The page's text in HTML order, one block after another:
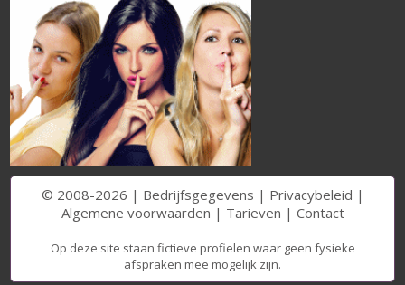
© 2008-2026 | Bedrijfsgegevens | Privacybeleid |
Algemene voorwaarden | Tarieven | Contact
Op deze site staan fictieve profielen waar geen fysieke
afspraken mee mogelijk zijn.